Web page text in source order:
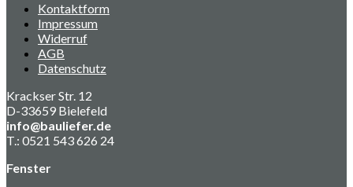
Kontaktform
Impressum
Widerruf
AGB
Datenschutz
Krackser Str. 12
D-33659 Bielefeld
info@bauliefer.de
T.: 0521 543 626 24
Fenster